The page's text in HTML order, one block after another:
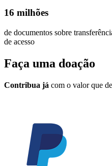
16 milhões
de documentos sobre
de acesso
Faça uma doação
Contribua já com o valor que